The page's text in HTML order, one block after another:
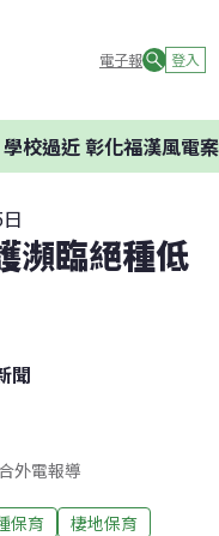
電子報 登入
過近 彰化福漢風電案
瀕臨絕種低
聞
外電報導
保育
棲地保育